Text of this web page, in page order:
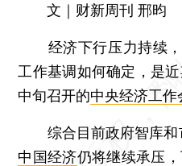
文｜财新周刊 邢昀
经济下行压力持续，
工作基调如何确定，是
中旬召开的中央经济工作
综合目前政府智库和
中国经济仍将继续承压